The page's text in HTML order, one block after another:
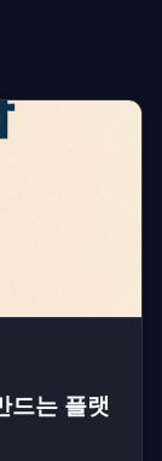
드는 플랫